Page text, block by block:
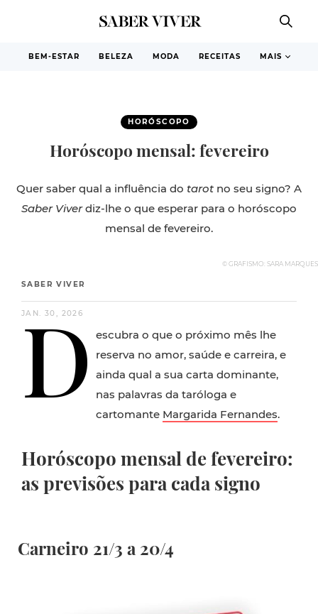
BEM-ESTAR BELEZA MODA RECEITAS MAIS
HORÓSCOPO
Horóscopo mensal: fevereiro
Quer saber qual a influência do tarot no seu signo? A
Saber Viverdiz-lhe o que esperar para o horóscopo
mensal de fevereiro.
© GRAFISMO: SARA MARQUES
SABER VIVER
JAN. 30, 2026
D
escubra o que o próximo mês lhe
reserva no amor, saúde e carreira, e
ainda qual a sua carta dominante,
nas palavras da taróloga e
cartomante Margarida Fernandes.
Horóscopo mensal de fevereiro:
as previsões para cada signo
Carneiro 21/3 a 20/4